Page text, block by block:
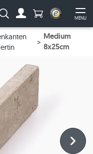
MENU
Anzahl
Medium
8x25cm